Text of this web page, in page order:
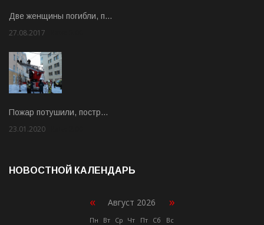
Две женщины погибли, п…
27.08.2017
Пожар потушили, постр…
23.01.2020
НОВОСТНОЙ КАЛЕНДАРЬ
« Август 2026 »
Пн Вт Ср Чт Пт Сб Вс